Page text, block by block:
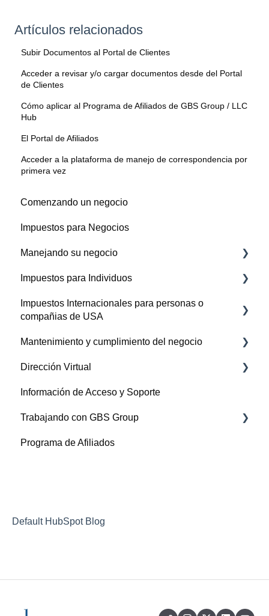
Artículos relacionados
Subir Documentos al Portal de Clientes
Acceder a revisar y/o cargar documentos desde del Portal
de Clientes
Cómo aplicar al Programa de Afiliados de GBS Group / LLC
Hub
El Portal de Afiliados
Acceder a la plataforma de manejo de correspondencia por
primera vez
Comenzando un negocio
Impuestos para Negocios
Manejando su negocio
Proveedores, Gastos, y Cuentas por pagar
Impuestos para Individuos
Pagos al IRS
Impuestos Internacionales para personas o
compañias de USA
Reportes sobre activos foraneos
Mantenimiento y cumplimiento del negocio
LLCs (Limited Liability Companies)
Florida
Dirección Virtual
Manejo de correspondencia
Administración de cuenta
Facturación y Planes
Información de Acceso y Soporte
Trabajando con GBS Group
Bancos
Programa de Afiliados
Default HubSpot Blog